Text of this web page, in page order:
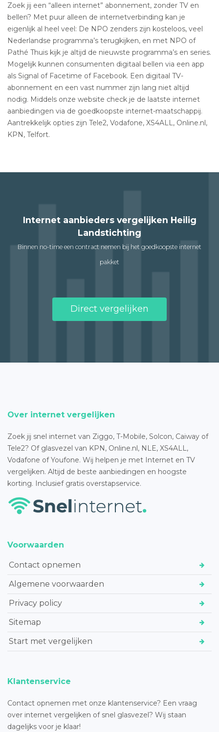
Zoek jij een “alleen internet” abonnement, zonder TV en
bellen? Met puur alleen de internetverbinding kan je
eigenlijk al heel veel: De NPO zenders zijn kosteloos, veel
Nederlandse programma’s terugkijken, en met NPO of
Pathé Thuis kijk je altijd de nieuwste programma’s en series.
Mogelijk kunnen consumenten digitaal bellen via een app
als Signal of Facetime of Facebook. Een digitaal TV-
abonnement en een vast nummer zijn lang niet altijd
nodig. Middels onze website check je de laatste internet
aanbiedingen via de goedkoopste internet-maatschappij.
Aantrekkelijk opties zijn Tele2, Vodafone, XS4ALL, Online.nl,
KPN, Telfort.
Internet aanbieders vergelijken Heilig
Landstichting
Binnen no-time een contract nemen bij het goedkoopste internet
pakket
Direct vergelijken
Over internet vergelijken
Zoek jij snel internet van Ziggo, T-Mobile, Solcon, Caiway of
Tele2? Of glasvezel van KPN, Online.nl, NLE, XS4ALL,
Vodafone of Youfone. Wij helpen je met Internet en TV
vergelijken. Altijd de beste aanbiedingen en hoogste
korting. Inclusief gratis overstapservice.
Voorwaarden
Contact opnemen
Algemene voorwaarden
Privacy policy
Sitemap
Start met vergelijken
Klantenservice
Contact opnemen met onze klantenservice? Een vraag
over internet vergelijken of snel glasvezel? Wij staan
dagelijks voor je klaar!